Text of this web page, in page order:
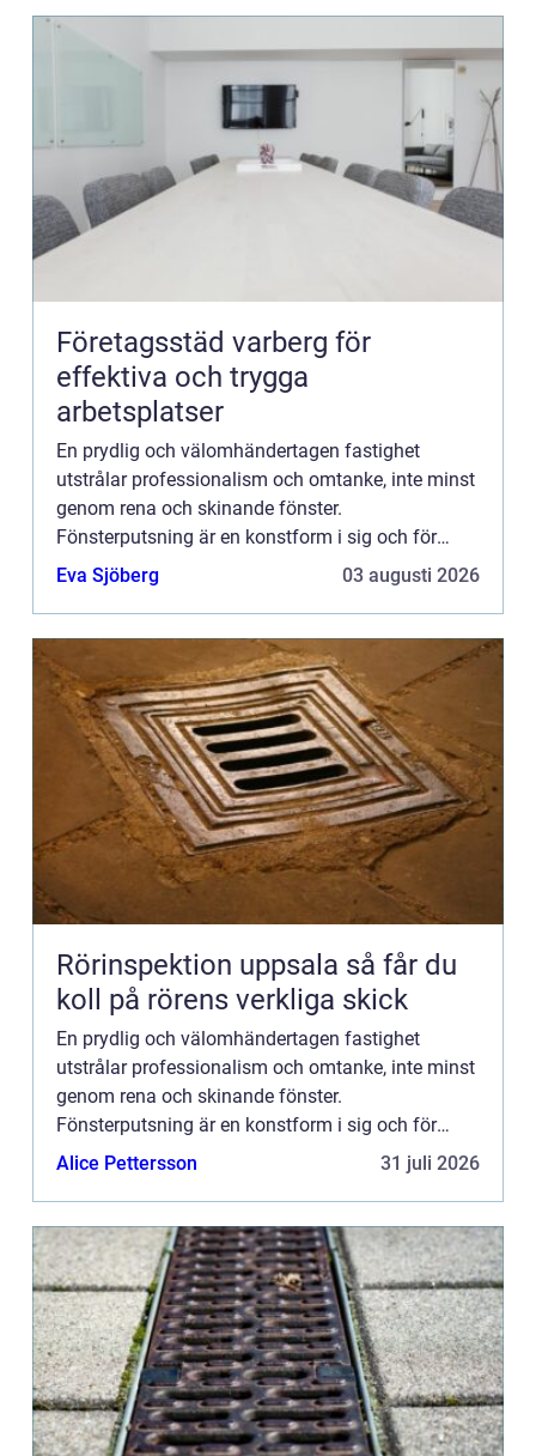
Företagsstäd varberg för
effektiva och trygga
arbetsplatser
En prydlig och välomhändertagen fastighet
utstrålar professionalism och omtanke, inte minst
genom rena och skinande fönster.
Fönsterputsning är en konstform i sig och för
invånarna i Kungsbacka och dess omnej...
Eva Sjöberg 03 augusti 2026
Rörinspektion uppsala så får du
koll på rörens verkliga skick
En prydlig och välomhändertagen fastighet
utstrålar professionalism och omtanke, inte minst
genom rena och skinande fönster.
Fönsterputsning är en konstform i sig och för
invånarna i Kungsbacka och dess omnej...
Alice Pettersson 31 juli 2026